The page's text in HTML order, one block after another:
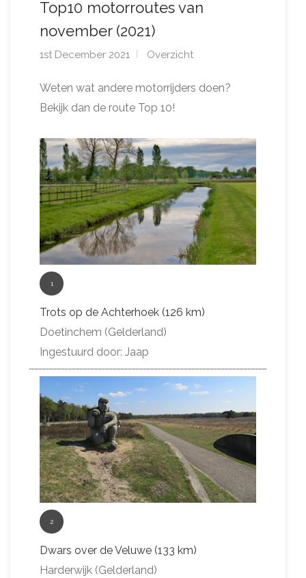
Top10 motorroutes van
november (2021)
1st December 2021 Overzicht
Weten wat andere motorrijders doen?
Bekijk dan de route Top 10!
1
Trots op de Achterhoek (126 km)
Doetinchem (Gelderland)
Ingestuurd door: Jaap
2
Dwars over de Veluwe (133 km)
Harderwijk (Gelderland)